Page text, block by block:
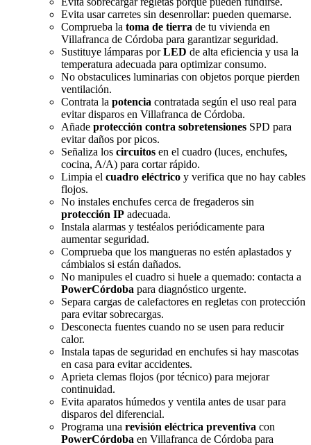
Evita usar carretes sin desenrollar: pueden quemarse.
Comprueba la toma de tierra de tu vivienda en
Villafranca de Córdoba para garantizar seguridad.
Sustituye lámparas porLED de alta eficiencia y usa la
temperatura adecuada para optimizar consumo.
No obstaculices luminarias con objetos porque pierden
ventilación.
Contrata la potencia contratada según el uso real para
evitar disparos en Villafranca de Córdoba.
Añade protección contra sobretensiones SPD para
evitar daños por picos.
Señaliza los circuitos en el cuadro (luces, enchufes,
cocina, A/A) para cortar rápido.
Limpia el cuadro eléctrico y verifica que no hay cables
flojos.
No instales enchufes cerca de fregaderos sin
protección IP adecuada.
Instala alarmas y testéalos periódicamente para
aumentar seguridad.
Comprueba que los mangueras no estén aplastados y
cámbialos si están dañados.
No manipules el cuadro si huele a quemado: contacta a
PowerCórdoba para diagnóstico urgente.
Separa cargas de calefactores en regletas con protección
para evitar sobrecargas.
Desconecta fuentes cuando no se usen para reducir
calor.
Instala tapas de seguridad en enchufes si hay mascotas
en casa para evitar accidentes.
Aprieta clemas flojos (por técnico) para mejorar
continuidad.
Evita aparatos húmedos y ventila antes de usar para
disparos del diferencial.
Programa una revisión eléctrica preventiva con
PowerCórdoba en Villafranca de Córdoba para